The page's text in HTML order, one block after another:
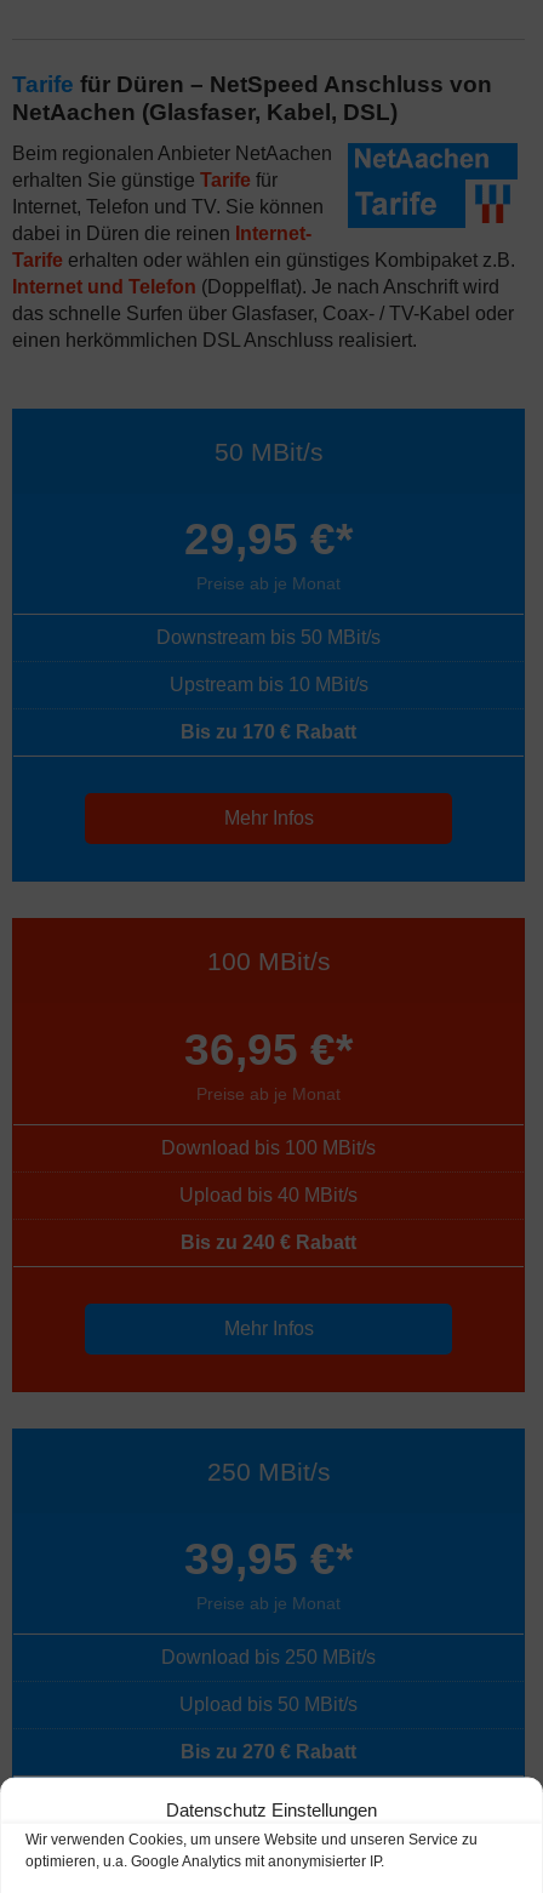
Datenschutz Einstellungen
Wir verwenden Cookies, um unsere Website und unseren Service zu
optimieren, u.a. Google Analytics mit anonymisierter IP.
Tarife für Düren – NetSpeed Anschluss von
NetAachen (Glasfaser, Kabel, DSL)
Beim regionalen Anbieter NetAachen
erhalten Sie günstige Tarife für
Internet, Telefon und TV. Sie können
dabei in Düren die reinen Internet-
Tarife erhalten oder wählen ein günstiges Kombipaket z.B.
Internet und Telefon (Doppelflat). Je nach Anschrift wird
das schnelle Surfen über Glasfaser, Coax- / TV-Kabel oder
einen herkömmlichen DSL Anschluss realisiert.
50 MBit/s
29,95 €*
Preise ab je Monat
Downstream bis 50 MBit/s
Upstream bis 10 MBit/s
Bis zu 170 € Rabatt
Mehr Infos
100 MBit/s
36,95 €*
Preise ab je Monat
Download bis 100 MBit/s
Upload bis 40 MBit/s
Bis zu 240 € Rabatt
Mehr Infos
250 MBit/s
39,95 €*
Preise ab je Monat
Download bis 250 MBit/s
Upload bis 50 MBit/s
Bis zu 270 € Rabatt
Mehr Infos